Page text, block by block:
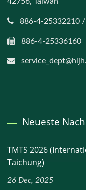
42756, Taiwan
886-4-25332210
886-4-25336160
Neueste
TMTS 2026
Taichung)
26 Dec, 2025